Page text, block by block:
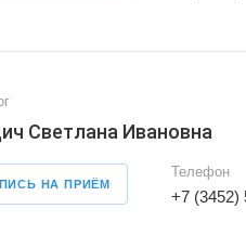
Светлана Ивановна
НА ПРИЁМ
Телефон
+7 (3452)